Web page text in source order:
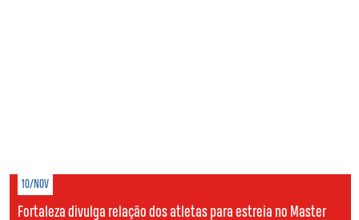
10/NOV
Fortaleza divulga relação dos atletas para estreia no Master